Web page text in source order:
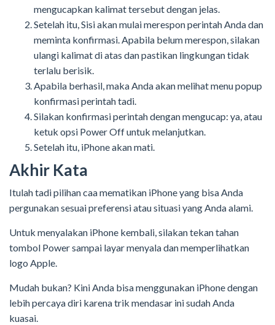
mengucapkan kalimat tersebut dengan jelas.
Setelah itu, Sisi akan mulai merespon perintah Anda dan
meminta konfirmasi. Apabila belum merespon, silakan
ulangi kalimat di atas dan pastikan lingkungan tidak
terlalu berisik.
Apabila berhasil, maka Anda akan melihat menu popup
konfirmasi perintah tadi.
Silakan konfirmasi perintah dengan mengucap: ya, atau
ketuk opsi Power Off untuk melanjutkan.
Setelah itu, iPhone akan mati.
Akhir Kata
Itulah tadi pilihan caa mematikan iPhone yang bisa Anda
pergunakan sesuai preferensi atau situasi yang Anda alami.
Untuk menyalakan iPhone kembali, silakan tekan tahan
tombol Power sampai layar menyala dan memperlihatkan
logo Apple.
Mudah bukan? Kini Anda bisa menggunakan iPhone dengan
lebih percaya diri karena trik mendasar ini sudah Anda
kuasai.